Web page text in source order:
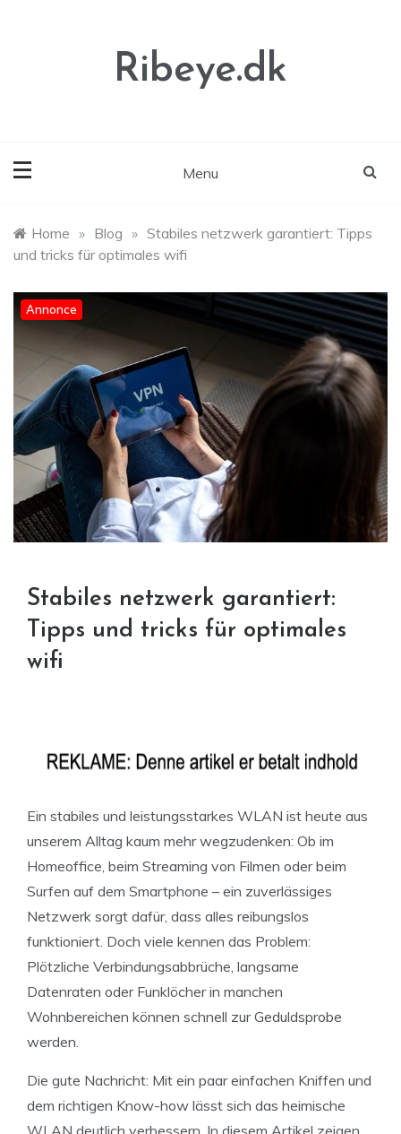
Ribeye.dk
Menu
Home » Blog » Stabiles netzwerk garantiert: Tipps
und tricks für optimales wifi
Annonce
Stabiles netzwerk garantiert:
Tipps und tricks für optimales
wifi
Ein stabiles und leistungsstarkes WLAN ist heute aus
unserem Alltag kaum mehr wegzudenken: Ob im
Homeoffice, beim Streaming von Filmen oder beim
Surfen auf dem Smartphone – ein zuverlässiges
Netzwerk sorgt dafür, dass alles reibungslos
funktioniert. Doch viele kennen das Problem:
Plötzliche Verbindungsabbrüche, langsame
Datenraten oder Funklöcher in manchen
Wohnbereichen können schnell zur Geduldsprobe
werden.
Die gute Nachricht: Mit ein paar einfachen Kniffen und
dem richtigen Know-how lässt sich das heimische
WLAN deutlich verbessern. In diesem Artikel zeigen